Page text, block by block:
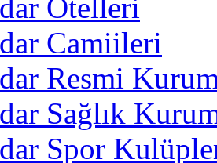
Otelleri
Camiileri
Resmi
Sağlık
Spor